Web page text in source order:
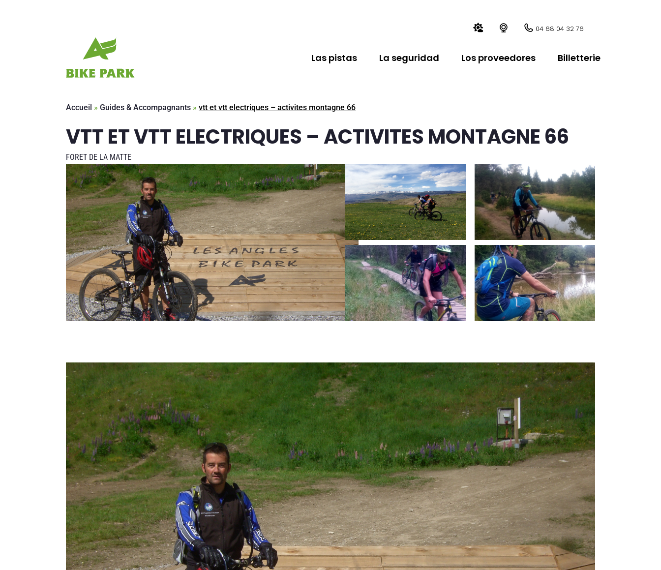
04 68 04 32 76
Las pistas La seguridad Los proveedores Billetterie
Accueil »Guides & Accompagnants »vtt et vtt electriques – activites montagne 66
VTT ET VTT ELECTRIQUES – ACTIVITES MONTAGNE 66
FORET DE LA MATTE
Voir les photos